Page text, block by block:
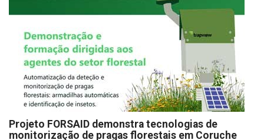
Projeto FORSAID demonstra tecnologias de
monitorização de pragas florestais em Coruche